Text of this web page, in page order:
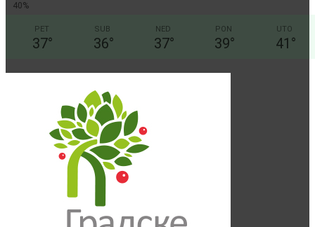
40%
PET
37°
SUB
36°
NED
37°
PON
39°
UTO
41 °